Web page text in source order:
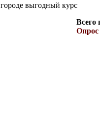
выгодный курс
Всего
Опрос